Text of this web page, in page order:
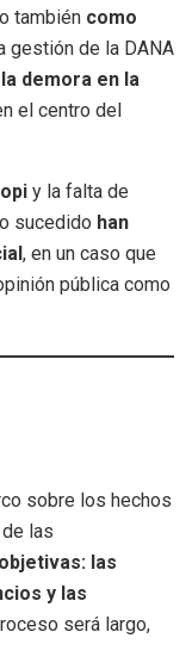
también como
gestión de la DANA
la demora en la
el centro del
y la falta de
sucedido han
, en un caso que
pública como
sobre los hechos
las
las
y las
será largo,